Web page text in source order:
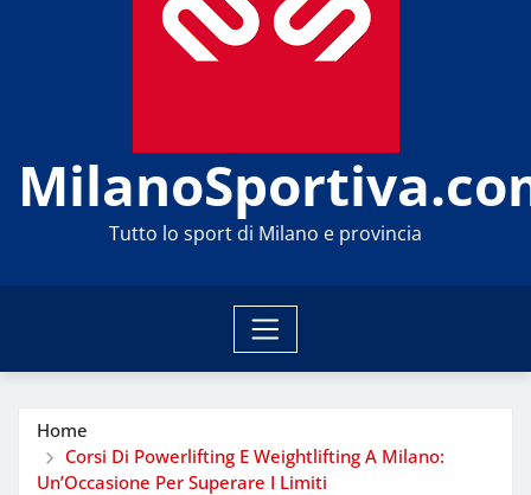
Tutto lo sport di Milano e provincia
Home
Corsi Di Powerlifting E Weightlifting A Milano:
Un’Occasione Per Superare I Limiti